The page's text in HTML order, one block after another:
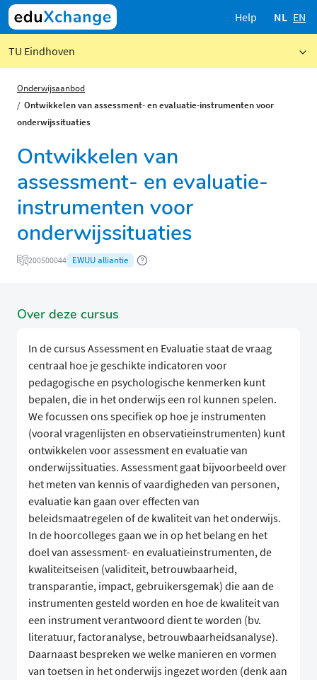
Help NL EN
TU Eindhoven
Onderwijsaanbod
Ontwikkelen van assessment- en evaluatie-instrumenten voor
onderwijssituaties
Ontwikkelen van
assessment- en evaluatie-
instrumenten voor
onderwijssituaties
200500044 EWUU alliantie
Over deze cursus
In de cursus Assessment en Evaluatie staat de vraag
centraal hoe je geschikte indicatoren voor
pedagogische en psychologische kenmerken kunt
bepalen, die in het onderwijs een rol kunnen spelen.
We focussen ons specifiek op hoe je instrumenten
(vooral vragenlijsten en observatieinstrumenten) kunt
ontwikkelen voor assessment en evaluatie van
onderwijssituaties. Assessment gaat bijvoorbeeld over
het meten van kennis of vaardigheden van personen,
evaluatie kan gaan over effecten van
beleidsmaatregelen of de kwaliteit van het onderwijs.
In de hoorcolleges gaan we in op het belang en het
doel van assessment- en evaluatieinstrumenten, de
kwaliteitseisen (validiteit, betrouwbaarheid,
transparantie, impact, gebruikersgemak) die aan de
instrumenten gesteld worden en hoe de kwaliteit van
een instrument verantwoord dient te worden (bv.
literatuur, factoranalyse, betrouwbaarheidsanalyse).
Daarnaast bespreken we welke manieren en vormen
van toetsen in het onderwijs ingezet worden (denk aan